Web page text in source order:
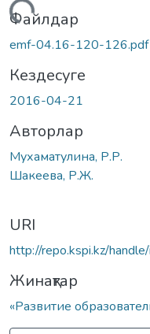
Жүктеу...
Файлдар
emf-04.16-120-126.pdf
Кездесуге
2016-04-21
Авторлар
Мухаматулина, Р.Р.
Шакеева, Р.Ж.
URI
http://repo.kspi.kz/
Жинақтар
«Развитие